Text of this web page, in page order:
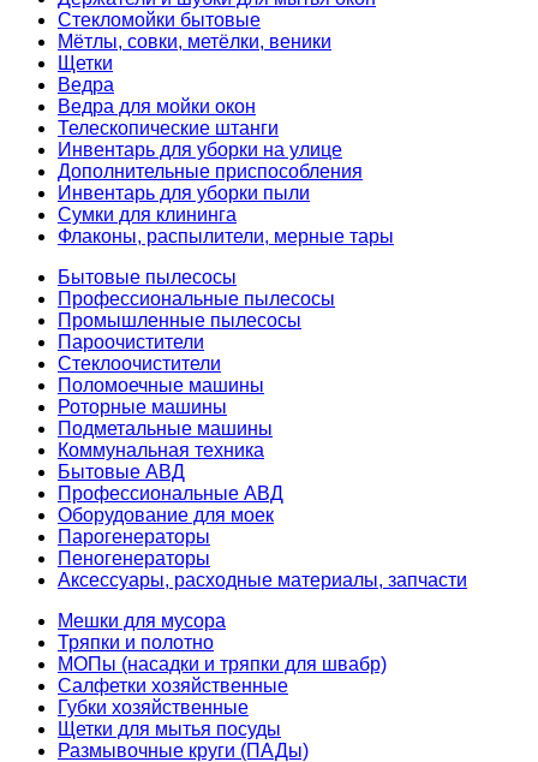
Стекломойки бытовые
Мётлы, совки, метёлки, веники
Щетки
Ведра
Ведра для мойки окон
Телескопические штанги
Инвентарь для уборки на улице
Дополнительные приспособления
Инвентарь для уборки пыли
Сумки для клининга
Флаконы, распылители, мерные тары
Бытовые пылесосы
Профессиональные пылесосы
Промышленные пылесосы
Пароочистители
Стеклоочистители
Поломоечные машины
Роторные машины
Подметальные машины
Коммунальная техника
Бытовые АВД
Профессиональные АВД
Оборудование для моек
Парогенераторы
Пеногенераторы
Аксессуары, расходные материалы, запчасти
Мешки для мусора
Тряпки и полотно
МОПы (насадки и тряпки для швабр)
Салфетки хозяйственные
Губки хозяйственные
Щетки для мытья посуды
Размывочные круги (ПАДы)